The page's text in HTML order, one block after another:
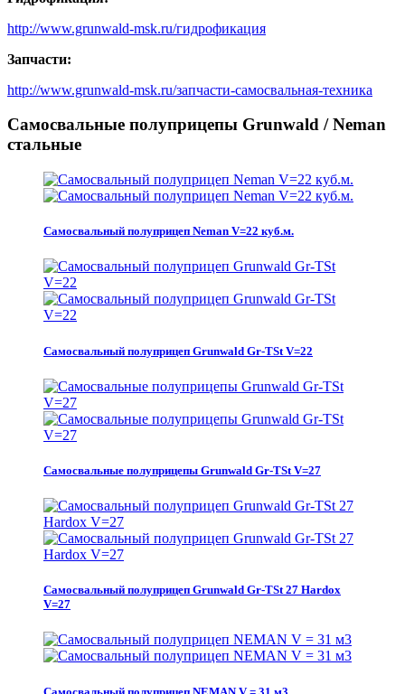
http://www.grunwald-msk.ru/гидрофикация
Запчасти:
http://www.grunwald-msk.ru/запчасти-самосвальная-техника
Самосвальные полуприцепы Grunwald / Neman
стальные
Самосвальный полуприцеп Neman V=22 куб.м.
Самосвальный полуприцеп Grunwald Gr-TSt V=22
Самосвальные полуприцепы Grunwald Gr-TSt V=27
Самосвальный полуприцеп Grunwald Gr-TSt 27 Hardox
V=27